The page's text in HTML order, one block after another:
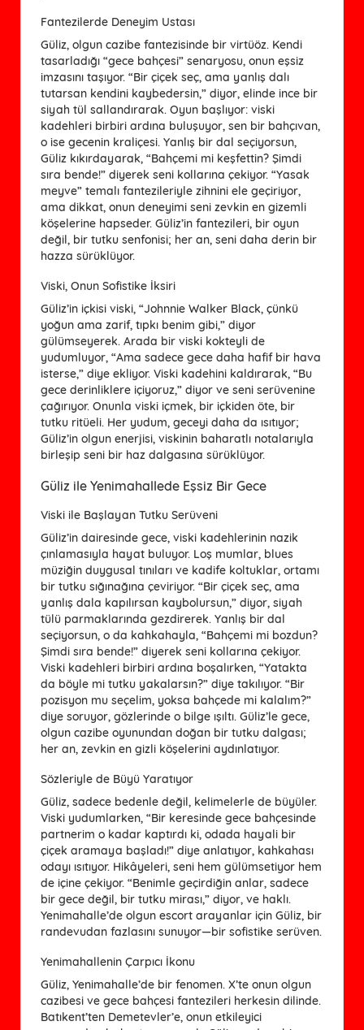
Fantezilerde Deneyim Ustası
Güliz, olgun cazibe fantezisinde bir virtüöz. Kendi
tasarladığı “gece bahçesi” senaryosu, onun eşsiz
imzasını taşıyor. “Bir çiçek seç, ama yanlış dalı
tutarsan kendini kaybedersin,” diyor, elinde ince bir
siyah tül sallandırarak. Oyun başlıyor: viski
kadehleri birbiri ardına buluşuyor, sen bir bahçıvan,
o ise gecenin kraliçesi. Yanlış bir dal seçiyorsun,
Güliz kıkırdayarak, “Bahçemi mi keşfettin? Şimdi
sıra bende!” diyerek seni kollarına çekiyor. “Yasak
meyve” temalı fantezileriyle zihnini ele geçiriyor,
ama dikkat, onun deneyimi seni zevkin en gizemli
köşelerine hapseder. Güliz’in fantezileri, bir oyun
değil, bir tutku senfonisi; her an, seni daha derin bir
hazza sürüklüyor.
Viski, Onun Sofistike İksiri
Güliz’in içkisi viski, “Johnnie Walker Black, çünkü
yoğun ama zarif, tıpkı benim gibi,” diyor
gülümseyerek. Arada bir viski kokteyli de
yudumluyor, “Ama sadece gece daha hafif bir hava
isterse,” diye ekliyor. Viski kadehini kaldırarak, “Bu
gece derinliklere içiyoruz,” diyor ve seni serüvenine
çağırıyor. Onunla viski içmek, bir içkiden öte, bir
tutku ritüeli. Her yudum, geceyi daha da ısıtıyor;
Güliz’in olgun enerjisi, viskinin baharatlı notalarıyla
birleşip seni bir haz dalgasına sürüklüyor.
Güliz ile Yenimahallede Eşsiz Bir Gece
Viski ile Başlayan Tutku Serüveni
Güliz’in dairesinde gece, viski kadehlerinin nazik
çınlamasıyla hayat buluyor. Loş mumlar, blues
müziğin duygusal tınıları ve kadife koltuklar, ortamı
bir tutku sığınağına çeviriyor. “Bir çiçek seç, ama
yanlış dala kapılırsan kaybolursun,” diyor, siyah
tülü parmaklarında gezdirerek. Yanlış bir dal
seçiyorsun, o da kahkahayla, “Bahçemi mi bozdun?
Şimdi sıra bende!” diyerek seni kollarına çekiyor.
Viski kadehleri birbiri ardına boşalırken, “Yatakta
da böyle mi tutku yakalarsın?” diye takılıyor. “Bir
pozisyon mu seçelim, yoksa bahçede mi kalalım?”
diye soruyor, gözlerinde o bilge ışıltı. Güliz’le gece,
olgun cazibe oyunundan doğan bir tutku dalgası;
her an, zevkin en gizli köşelerini aydınlatıyor.
Sözleriyle de Büyü Yaratıyor
Güliz, sadece bedenle değil, kelimelerle de büyüler.
Viski yudumlarken, “Bir keresinde gece bahçesinde
partnerim o kadar kaptırdı ki, odada hayali bir
çiçek aramaya başladı!” diye anlatıyor, kahkahası
odayı ısıtıyor. Hikâyeleri, seni hem gülümsetiyor hem
de içine çekiyor. “Benimle geçirdiğin anlar, sadece
bir gece değil, bir tutku mirası,” diyor, ve haklı.
Yenimahalle’de olgun escort arayanlar için Güliz, bir
randevudan fazlasını sunuyor—bir sofistike serüven.
Yenimahallenin Çarpıcı İkonu
Güliz, Yenimahalle’de bir fenomen. X’te onun olgun
cazibesi ve gece bahçesi fantezileri herkesin dilinde.
Batıkent’ten Demetevler’e, onun etkileyici